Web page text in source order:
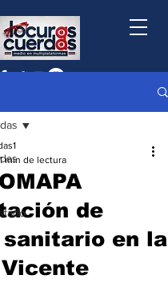
de
en la
1 min de lectura